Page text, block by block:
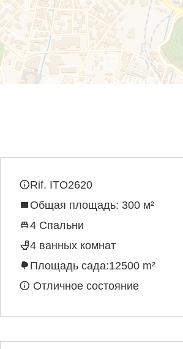
Rif. ITO2620
Общая площадь: 300 м²
4 Спальни
4 ванных комнат
Площадь сада:12500 m²
Отличное состояние